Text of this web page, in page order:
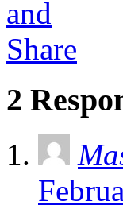
2